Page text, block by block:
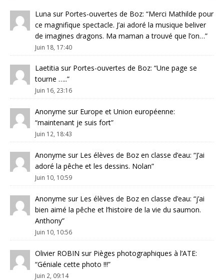
Luna sur Portes-ouvertes de Boz: “Merci Mathilde pour
ce magnifique spectacle. J’ai adoré la musique beliver
de imagines dragons. Ma maman a trouvé que l’on…”
Juin 18, 17:40
Laetitia sur Portes-ouvertes de Boz: “Une page se
tourne …..”
Juin 16, 23:16
Anonyme sur Europe et Union européenne:
“maintenant je suis fort”
Juin 12, 18:43
Anonyme sur Les élèves de Boz en classe d’eau: “J’ai
adoré la pêche et les dessins. Nolan”
Juin 10, 10:59
Anonyme sur Les élèves de Boz en classe d’eau: “j’ai
bien aimé la pêche et l’histoire de la vie du saumon.
Anthony”
Juin 10, 10:56
Olivier ROBIN sur Pièges photographiques à l’ATE:
“Géniale cette photo !!!”
Juin 2, 09:14